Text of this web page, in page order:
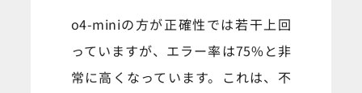
o4-miniの方が正確性では若干上回
っていますが、エラー率は75%と非
常に高くなっています。これは、不